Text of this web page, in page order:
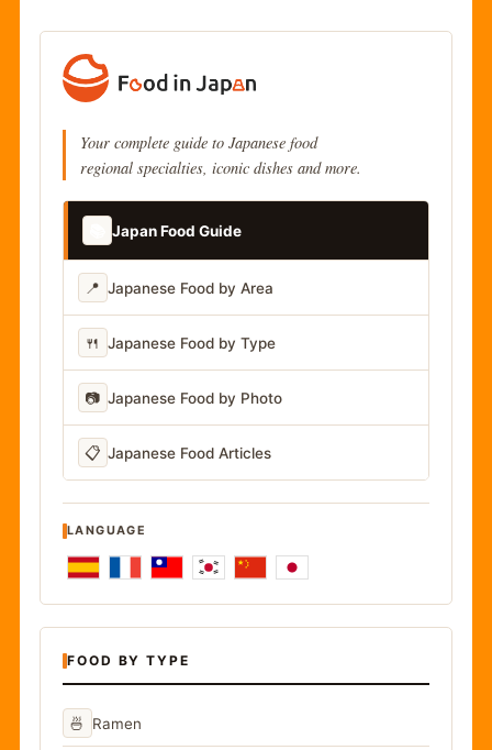
Your complete guide to Japanese food
regional specialties, iconic dishes and more.
Japan Food Guide
📍 Japanese Food by Area
🍴 Japanese Food by Type
📷 Japanese Food by Photo
📋 Japanese Food Articles
LANGUAGE
FOOD BY TYPE
🍜 Ramen